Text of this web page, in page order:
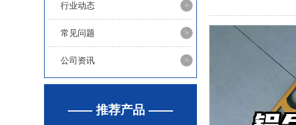
行业动态
常见问题
公司资讯
—— 推荐产品 ——